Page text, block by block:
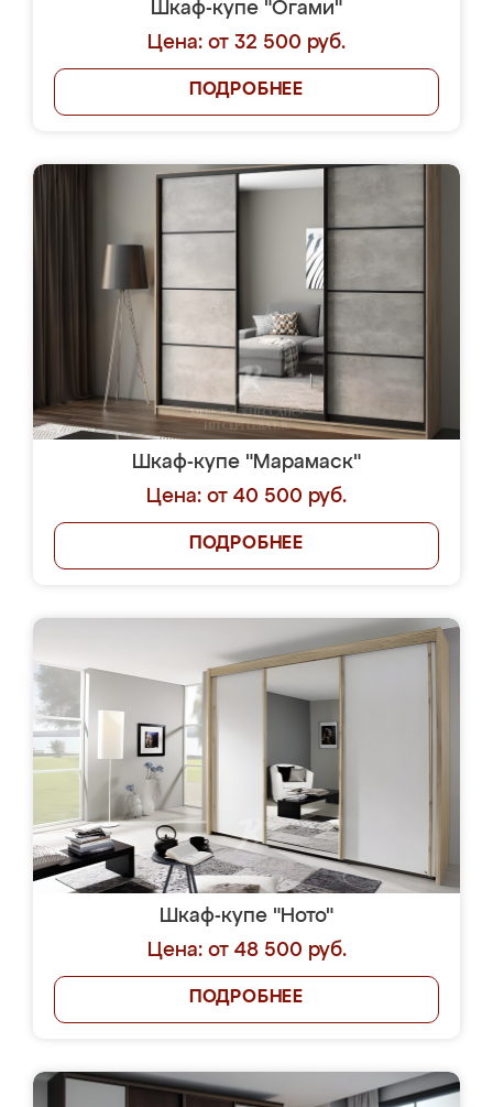
Шкаф-купе "Огами"
Цена: от 32 500 руб.
ПОДРОБНЕЕ
Шкаф-купе "Марамаск"
Цена: от 40 500 руб.
ПОДРОБНЕЕ
Шкаф-купе "Ното"
Цена: от 48 500 руб.
ПОДРОБНЕЕ